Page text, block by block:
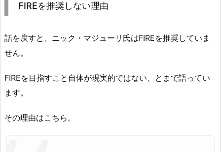
FIREを推奨しない理由
話を戻すと、ニック・マジューリ氏はFIREを推奨していま
せん。
FIREを目指すこと自体が現実的ではない、とまで語ってい
ます。
その理由はこちら。